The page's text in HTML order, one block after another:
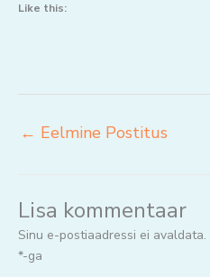
Like this:
← Eelmine Postitus
Lisa kommentaar
Sinu e-postiaadressi ei avaldata.
*-ga